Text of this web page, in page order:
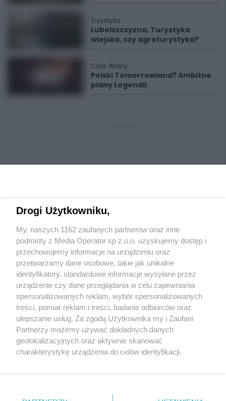
Turystyka
Lubelszczyzna. Turystyka
wiejska, czy agroturystyka?
Czas Wolny
Polski Tomorrowland? Ambitne
plany Legendii
Wydawca mediówlokalnych
Nie zapomnij
zapoznać się z:
polityką prywatności
Twojemiasto
Piekary Śląskie
Chorzów
Tarnowskie Góry
Skontakuj sięz nami
Kontakt
Redakcja
Newsletter
Drogi Użytkowniku,
My, naszych 1162 zaufanych partnerów oraz inne
podmioty z Media Operator sp z.o.o. uzyskujemy dostęp i
przechowujemy informacje na urządzeniu oraz
przetwarzamy dane osobowe, takie jak unikalne
identyfikatory, standardowe informacje wysyłane przez
urządzenie czy dane przeglądania w celu zapewniania
spersonalizowanych reklam, wybór spersonalizowanych
treści, pomiar reklam i treści, badanie odbiorców oraz
ulepszanie usług. Za zgodą Użytkownika my i Zaufani
Partnerzy możemy używać dokładnych danych
geolokalizacyjnych oraz aktywnie skanować
charakterystykę urządzenia do celów identyfikacji.
zmienić/wycofać klikając przycisk ustawień prywatności